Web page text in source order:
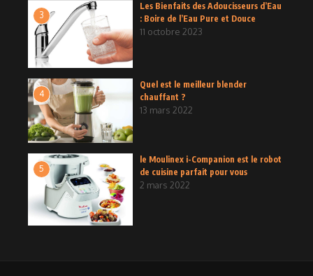
3
Les Bienfaits des Adoucisseurs d’Eau
: Boire de l’Eau Pure et Douce
11 octobre 2023
4
Quel est le meilleur blender
chauffant ?
13 mars 2022
5
le Moulinex i-Companion est le robot
de cuisine parfait pour vous
2 mars 2022